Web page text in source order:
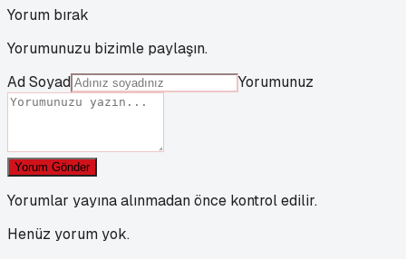
Yorum bırak
Yorumunuzu bizimle paylaşın.
Ad Soyad
Yorumunuz
Yorum Gönder
Yorumlar yayına alınmadan önce kontrol edilir.
Henüz yorum yok.